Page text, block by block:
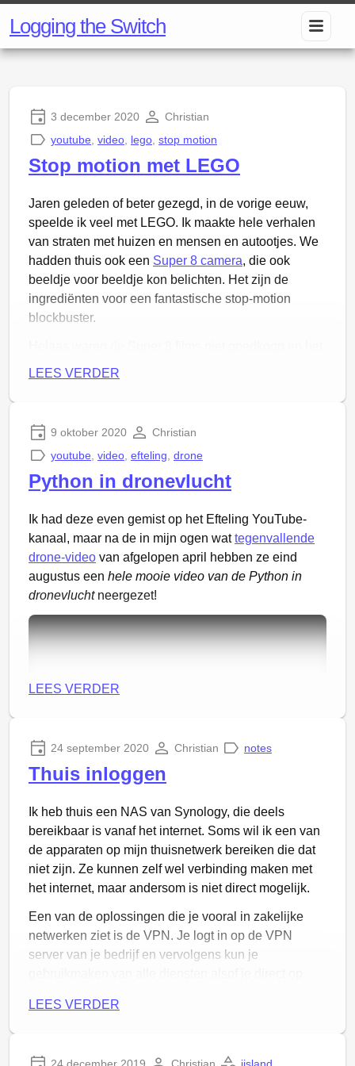
Logging the Switch
3 december 2020
Christian
youtube video lego stop motion
Stop motion met LEGO
Jaren geleden of beter gezegd, in de vorige eeuw,
speelde ik veel met LEGO. Ik maakte hele verhalen
van straten met huizen en mensen en autootjes. We
hadden thuis ook een Super 8 camera, die ook
beeldje voor beeldje kon belichten. Het zijn de
ingrediënten voor een fantastische stop-motion
blockbuster.
ontwikkelen werd begin jaren 90 ook al lastiger. Die
zorgen meer over hoeft te maken en gewoon lekker
kan creëren met alle digitale hulpmiddelen in één
Jasper heeft deze film helemaal zelf gemaakt:
Het Spooklab
En ik heb Noud wat geholpen met deze:
LEES VERDER
9 oktober 2020
Christian
youtube video efteling drone
Python in dronevlucht
Ik had deze even gemist op het Efteling YouTube-
kanaal, maar na de in mijn ogen wattegenvallende
drone-video van afgelopen april hebben ze eind
augustus een hele mooie video van de Python in
dronevluchtneergezet!
LEES VERDER
24 september 2020 Christian notes
Thuis inloggen
Ik heb thuis een NAS van Synology, die deels
bereikbaar is vanaf het internet. Soms wil ik een van
de apparaten op mijn thuisnetwerk bereiken die dat
niet zijn. Ze kunnen zelf wel verbinding maken met
het internet, maar andersom is niet direct mogelijk.
Een van de oplossingen die je vooral in zakelijke
netwerken ziet is de VPN. Je logt in op de VPN
server van je bedrijf en vervolgens kun je
protocollen zomaar door en de configuratie is ook
LEES VERDER